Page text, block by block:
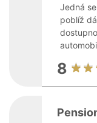
Jedná
poblíž
8